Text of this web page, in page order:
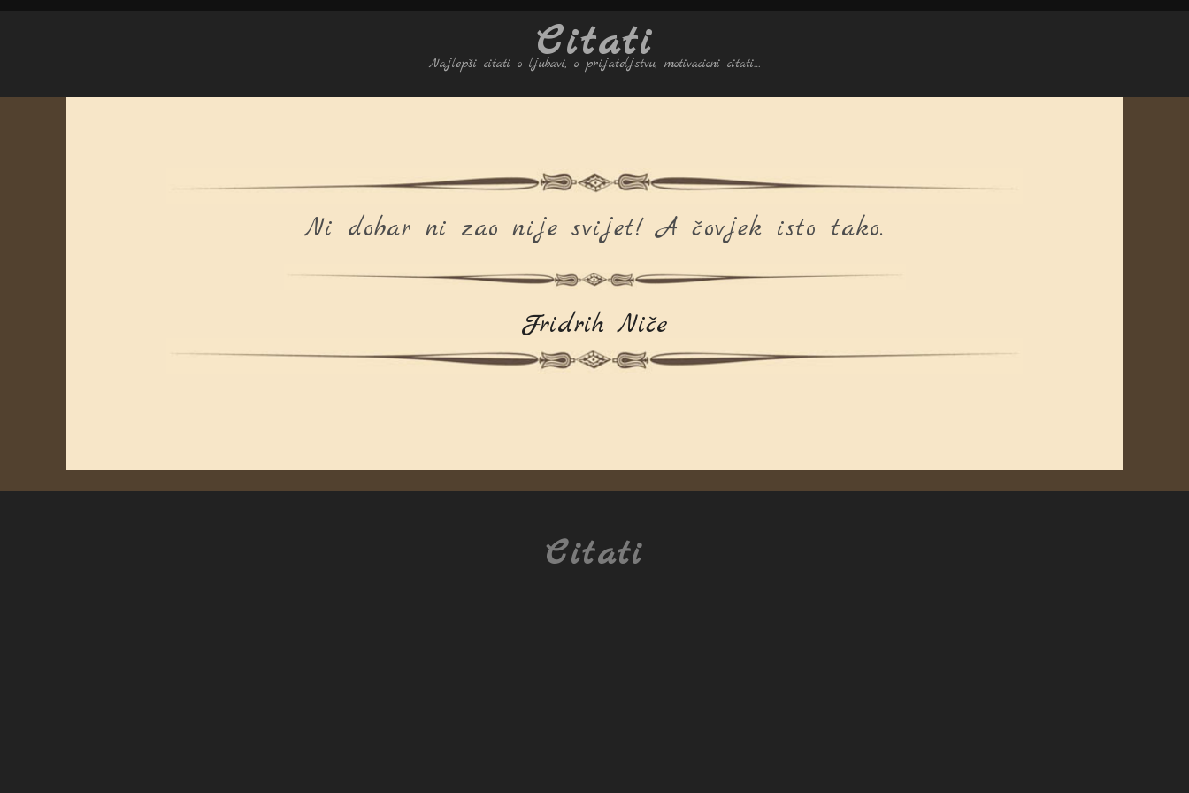
Citati
Najlepši citati o ljubavi, o prijateljstvu, motivacioni citati…
Ni dobar ni zao nije svijet! A čovjek isto tako.
Fridrih Niče
Citati